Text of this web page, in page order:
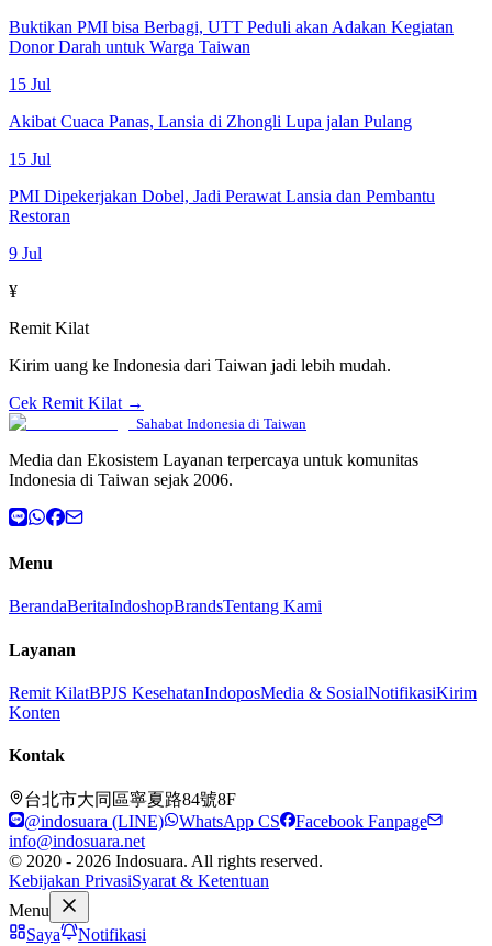
Buktikan PMI bisa Berbagi, UTT Peduli akan Adakan Kegiatan
Donor Darah untuk Warga Taiwan
15 Jul
Akibat Cuaca Panas, Lansia di Zhongli Lupa jalan Pulang
15 Jul
PMI Dipekerjakan Dobel, Jadi Perawat Lansia dan Pembantu
Restoran
9 Jul
¥
Remit Kilat
Kirim uang ke Indonesia dari Taiwan jadi lebih mudah.
Cek Remit Kilat →
Sahabat Indonesia di Taiwan
Media dan Ekosistem Layanan terpercaya untuk komunitas
Indonesia di Taiwan sejak 2006.
Menu
BerandaBeritaIndoshopBrandsTentang Kami
Layanan
Remit KilatBPJS KesehatanIndoposMedia & SosialNotifikasiKirim
Konten
Kontak
台北市大同區寧夏路84號8F
@indosuara (LINE)
WhatsApp CS
Facebook Fanpage
info@indosuara.net
© 2020 - 2026 Indosuara. All rights reserved.
Kebijakan PrivasiSyarat & Ketentuan
Menu
Saya
Notifikasi